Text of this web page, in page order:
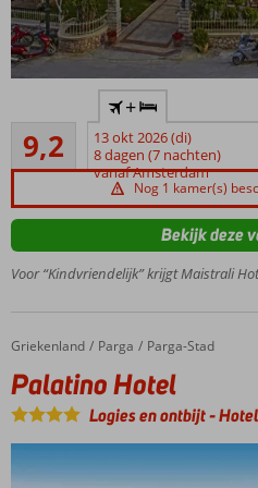
Zandstrand
meter
In het
centrum
van
Parga
Kleinschalig
en
superiorkamers
9,2
Uitstekend
42
beoordelingen
+
13 okt 2026 (di)
8 dagen (7 nachten)
vanaf Amsterdam
Nog 1 kamer(s)
Voor “Kindvriendelijk” krijgt Maistrali
Bekijk deze
Home
Griekenland Parga Parga-Stad
Palatino Hotel
Palatino Hotel
Logies en ontbijt-Hotel